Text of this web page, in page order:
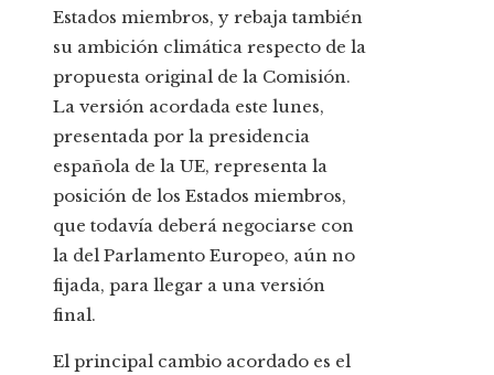
Estados miembros, y rebaja también
su ambición climática respecto de la
propuesta original de la Comisión.
La versión acordada este lunes,
presentada por la presidencia
española de la UE, representa la
posición de los Estados miembros,
que todavía deberá negociarse con
la del Parlamento Europeo, aún no
fijada, para llegar a una versión
final.
El principal cambio acordado es el